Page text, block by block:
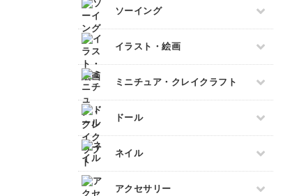
その他刺繍
パンチニードル
刺し子
クロスステッチ
オートクチュール刺繍
リボン刺繍
ビーズ刺繍
フランス刺繍
ソウタシエ
すべて
棒針編み
かぎ針編み
レース編み
マクラメ
クラフトバンド
あみぐるみ
ソーイング
すべて
パッチワーク
布小物
和裁
洋裁
イラスト・絵画
すべて
デッサン
ボールペンイラスト
アクリル絵の具
アルコールインクアート
コピック
ミニチュア・クレイクラフト
すべて
フェイクスイーツ
ミニチュアフード
ミニチュア雑貨
ドール
すべて
ドール服
ドールハウス
ネイル
すべてアクセサリー